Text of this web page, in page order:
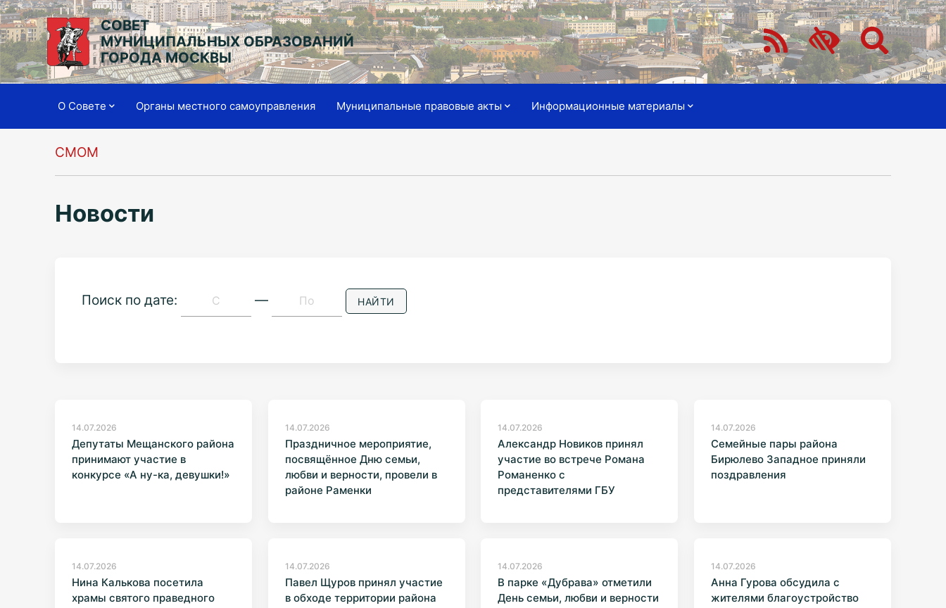
СОВЕТ
МУНИЦИПАЛЬНЫХ ОБРАЗОВАНИЙ
ГОРОДА МОСКВЫ
О Совете Органы местного самоуправления Муниципальные правовые акты Информационные материалы
СМОМ
Новости
Поиск по дате: — НАЙТИ
14.07.2026
Депутаты Мещанского района
принимают участие в
конкурсе «А ну-ка, девушки!»
14.07.2026
Праздничное мероприятие,
посвящённое Дню семьи,
любви и верности, провели в
районе Раменки
14.07.2026
Александр Новиков принял
участие во встрече Романа
Романенко с
представителями ГБУ
14.07.2026
Семейные пары района
Бирюлево Западное приняли
поздравления
14.07.2026
Нина Калькова посетила
храмы святого праведного
14.07.2026
Павел Щуров принял участие
в обходе территории района
14.07.2026
В парке «Дубрава» отметили
День семьи, любви и верности
14.07.2026
Анна Гурова обсудила с
жителями благоустройство